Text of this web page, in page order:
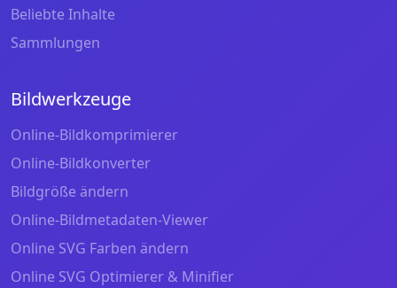
Beliebte Inhalte
Sammlungen
Bildwerkzeuge
Online-Bildkomprimierer
Online-Bildkonverter
Bildgröße ändern
Online-Bildmetadaten-Viewer
Online SVG Farben ändern
Online SVG Optimierer & Minifier